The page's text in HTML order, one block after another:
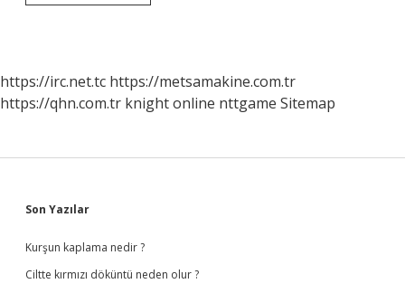
Hangi
https://irc.net.tc https://metsamakine.com.tr
https://qhn.com.tr knight online nttgame Sitemap
Sidebar
Son Yazılar
Kurşun kaplama nedir ?
Ciltte kırmızı döküntü neden olur ?